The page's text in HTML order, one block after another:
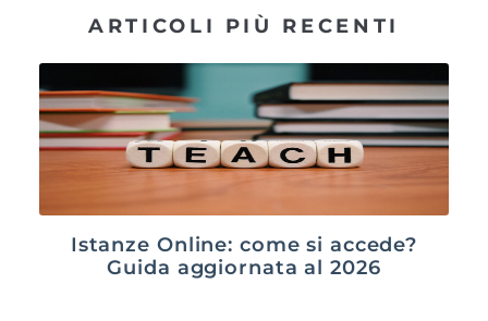
ARTICOLI PIÙ RECENTI
Istanze Online: come si accede?
Guida aggiornata al 2026